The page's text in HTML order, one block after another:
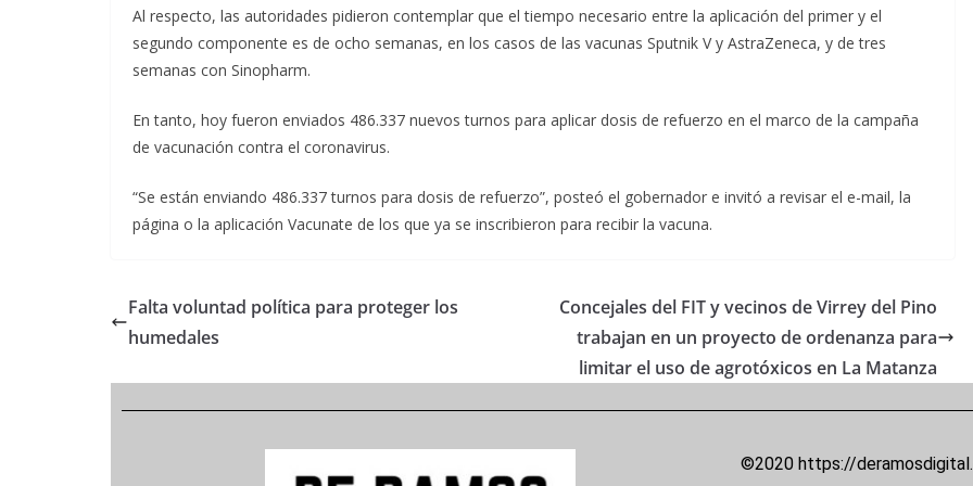
Al respecto, las autoridades pidieron contemplar que el tiempo necesario entre la aplicación del primer y el
segundo componente es de ocho semanas, en los casos de las vacunas Sputnik V y AstraZeneca, y de tres
semanas con Sinopharm.
En tanto, hoy fueron enviados 486.337 nuevos turnos para aplicar dosis de refuerzo en el marco de la campaña
de vacunación contra el coronavirus.
“Se están enviando 486.337 turnos para dosis de refuerzo”, posteó el gobernador e invitó a revisar el e-mail, la
página o la aplicación Vacunate de los que ya se inscribieron para recibir la vacuna.
Falta voluntad política para proteger los
humedales
Concejales del FIT y vecinos de Virrey del Pino
trabajan en un proyecto de ordenanza para
limitar el uso de agrotóxicos en La Matanza
©2020 https://